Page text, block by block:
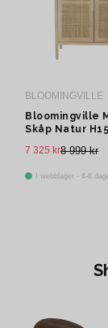
BLOOMINGVILLE
Bloomingville
Skåp Natur
8 999 kr
7 325 kr
I webblager - 4-8